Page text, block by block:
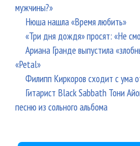
мужчины?»
Нюша нашла «Время любить»
«Три дня дождя» просят: «Не
Ариана Гранде выпустила
«Petal»
Филипп Киркоров сходит с ума
Гитарист Black Sabbath Тони
песню из сольного альбома